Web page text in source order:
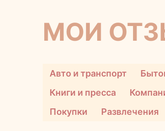
МОИ
Авто и транспорт
Книги и пресса
Покупки
Развлечения